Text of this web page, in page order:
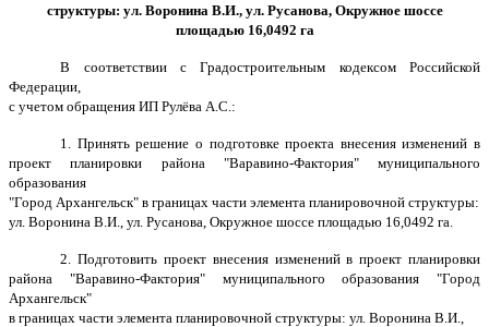
структуры: ул. Воронина В.И., ул. Русанова, Окружное шоссе
площадью 16,0492 га
В соответствии с Градостроительным кодексом Российской
Федерации,
с учетом обращения ИП Рулёва А.С.:
1. Принять решение о подготовке проекта внесения изменений в
проект планировки района "Варавино-Фактория" муниципального
образования
"Город Архангельск" в границах части элемента планировочной структуры:
ул. Воронина В.И., ул. Русанова, Окружное шоссе площадью 16,0492 га.
2. Подготовить проект внесения изменений в проект планировки
района "Варавино-Фактория" муниципального образования "Город
Архангельск"
в границах части элемента планировочной структуры: ул. Воронина В.И.,